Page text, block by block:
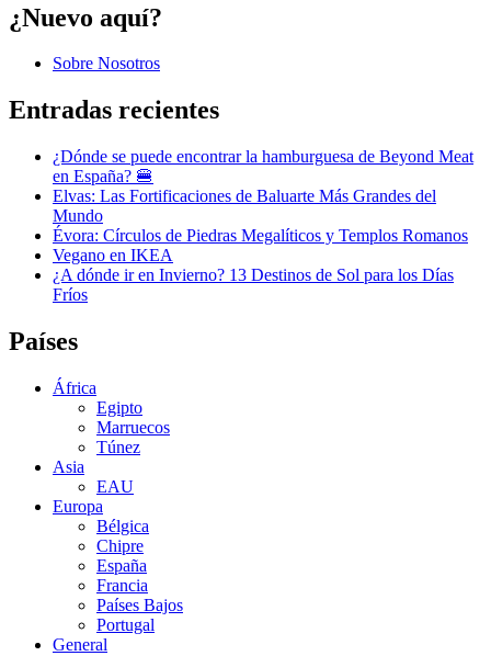
¿Nuevo aquí?
Sobre Nosotros
Entradas recientes
¿Dónde se puede encontrar la hamburguesa de Beyond Meat
en España? 🍔
Elvas: Las Fortificaciones de Baluarte Más Grandes del
Mundo
Évora: Círculos de Piedras Megalíticos y Templos Romanos
Vegano en IKEA
¿A dónde ir en Invierno? 13 Destinos de Sol para los Días
Fríos
Países
África
Egipto
Marruecos
Túnez
Asia
EAU
Europa
Bélgica
Chipre
España
Francia
Países Bajos
Portugal
General